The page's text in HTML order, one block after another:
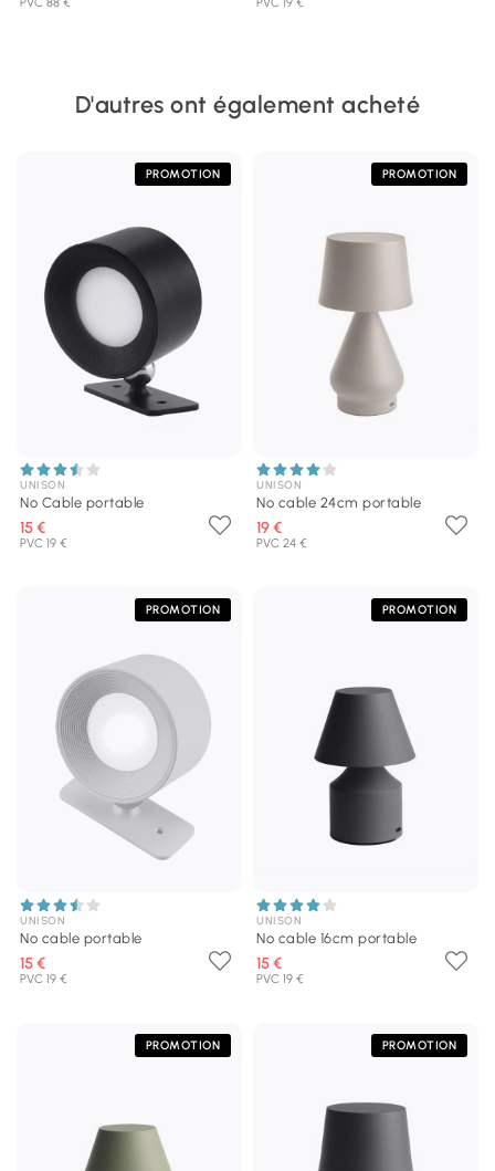
D'autres ont également acheté
PROMOTION
UNISON
No Cable portable
15 €
PVC 19 €
PROMOTION
UNISON
No cable 24cm portable
19 €
PVC 24 €
PROMOTION
UNISON
No cable portable
15 €
PVC 19 €
PROMOTION
UNISON
No cable 16cm portable
15 €
PVC 19 €
PROMOTION PROMOTION